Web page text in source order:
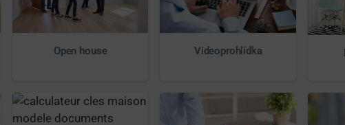
Open house Videoprohlídka